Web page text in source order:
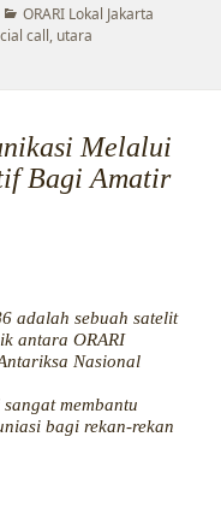
Kategori
ORARI Lokal Jakarta
call, utara
Lokal Jakarta Utara
Melalui
Bagi Amatir
adalah sebuah satelit
antara ORARI
Nasional
membantu
bagi rekan-rekan